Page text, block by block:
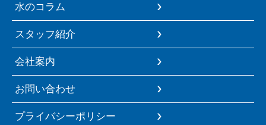
水のコラム
スタッフ紹介
会社案内
お問い合わせ
プライバシーポリシー